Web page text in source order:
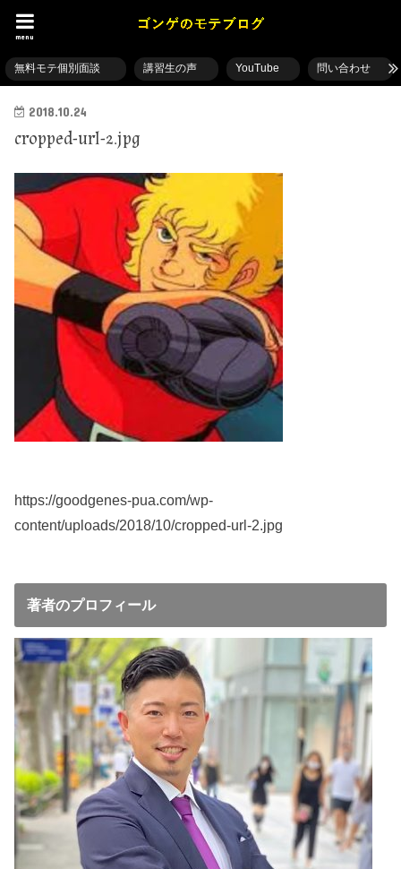
menu
無料モテ個別面談 講習生の声 YouTube 問い合わせ
2018.10.24
cropped-url-2.jpg
https://goodgenes-pua.com/wp-
content/uploads/2018/10/cropped-url-2.jpg
著者のプロフィール